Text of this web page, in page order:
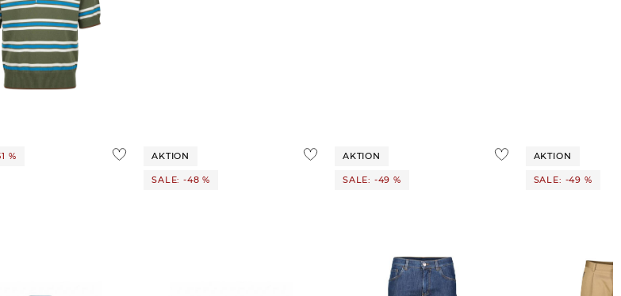
% AKTION
SALE: -48 %
AKTION
SALE: -49 %
AKTION
SALE: -49 %